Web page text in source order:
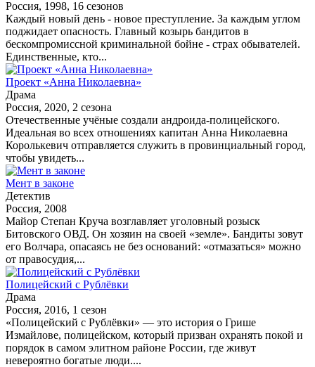
Россия, 1998, 16 сезонов
Каждый новый день - новое преступление. За каждым углом
поджидает опасность. Главный козырь бандитов в
бескомпромиссной криминальной бойне - страх обывателей.
Единственные, кто...
Проект «Анна Николаевна»
Драма
Россия, 2020, 2 сезона
Отечественные учёные создали андроида-полицейского.
Идеальная во всех отношениях капитан Анна Николаевна
Королькевич отправляется служить в провинциальный город,
чтобы увидеть...
Мент в законе
Детектив
Россия, 2008
Майор Степан Круча возглавляет уголовный розыск
Битовского ОВД. Он хозяин на своей «земле». Бандиты зовут
его Волчара, опасаясь не без оснований: «отмазаться» можно
от правосудия,...
Полицейский с Рублёвки
Драма
Россия, 2016, 1 сезон
«Полицейский с Рублёвки» — это история о Грише
Измайлове, полицейском, который призван охранять покой и
порядок в самом элитном районе России, где живут
невероятно богатые люди....